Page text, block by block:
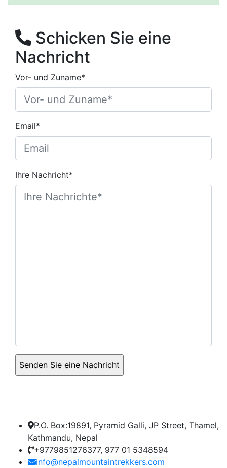
Schicken Sie eine
Nachricht
Vor- und Zuname*
Email*
Ihre Nachricht*
P.O. Box:19891, Pyramid Galli, JP Street, Thamel,
Kathmandu, Nepal
+9779851276377, 977 01 5348594
info@nepalmountaintrekkers.com